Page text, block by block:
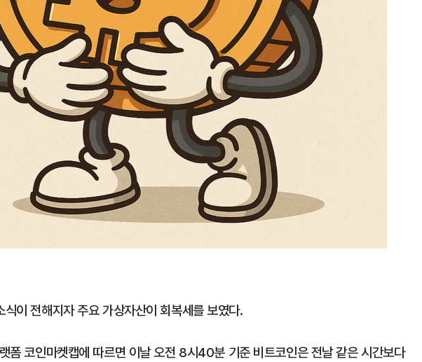
이 전해지자 주요 가상자산이 회복세를 보였다.
폼 코인마켓캡에 따르면 이날 오전 8시40분 기준 비트코인은 전날 같은 시간보다